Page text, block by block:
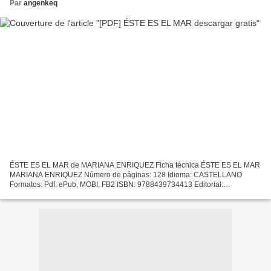
Par angenkeq
ÉSTE ES EL MAR de MARIANA ENRIQUEZ Ficha técnica ÉSTE ES EL MAR
MARIANA ENRIQUEZ Número de páginas: 128 Idioma: CASTELLANO
Formatos: Pdf, ePub, MOBI, FB2 ISBN: 9788439734413 Editorial:
gratis...